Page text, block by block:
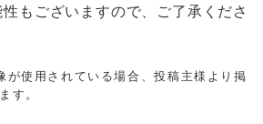
もございますので、ご了承くださ
が使用されている場合、投稿主様より掲
す。